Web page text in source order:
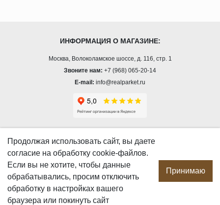
ИНФОРМАЦИЯ О МАГАЗИНЕ:
Москва, Волоколамское шоссе, д. 116, стр. 1
Звоните нам: +7 (968) 065-20-14
E-mail: info@realparket.ru
О компании
Производство
Сотрудничество
Сертификаты продукции
Вакансии
Продолжая использовать сайт, вы даете
согласие на обработку cookie-файлов.
Если вы не хотите, чтобы данные
обрабатывались, просим отключить
обработку в настройках вашего
браузера или покинуть сайт
Принимаю